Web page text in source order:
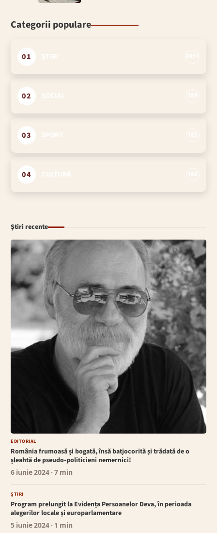
Categorii populare
01
02
03
04
Știri recente
EDITORIAL
România frumoasă și bogată, însă batjocorită și trădată de o
șleahtă de pseudo-politicieni nemernici!
6 iunie 2024 · 7 min
ȘTIRI
Program prelungit la Evidența Persoanelor Deva, în perioada
alegerilor locale și europarlamentare
5 iunie 2024 · 1 min